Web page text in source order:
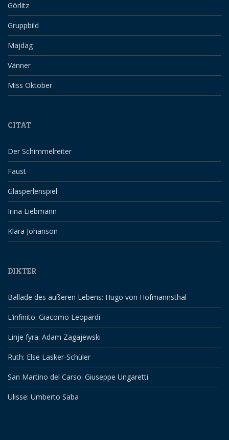
Görlitz
Gruppbild
Majdag
Vänner
Miss Oktober
CITAT
Der Schimmelreiter
Faust
Glasperlenspiel
Irina Liebmann
Klara Johanson
DIKTER
Ballade des äußeren Lebens: Hugo von Hofmannsthal
L’infinito: Giacomo Leopardi
Linje fyra: Adam Zagajewski
Ruth: Else Lasker-Schüler
San Martino del Carso: Giuseppe Ungaretti
Ulisse: Umberto Saba